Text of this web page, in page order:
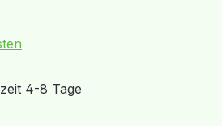
4-8 Tage